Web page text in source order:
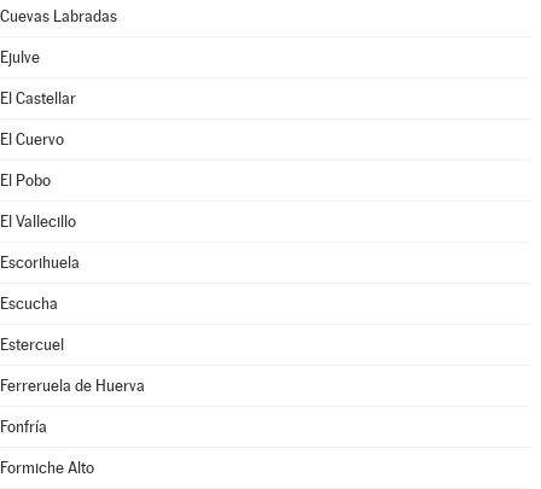
Cuevas Labradas
Ejulve
El Castellar
El Cuervo
El Pobo
El Vallecillo
Escorihuela
Escucha
Estercuel
Ferreruela de Huerva
Fonfría
Formiche Alto